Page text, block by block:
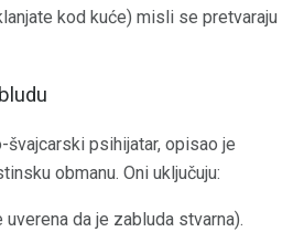
kod kuće) misli se pretvaraju
švajcarski psihijatar, opisao je
obmanu. Oni uključuju:
da je zabluda stvarna).